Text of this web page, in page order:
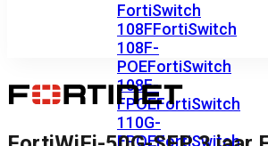
FortiSwitch
108FFortiSwitch
108F-
POEFortiSwitch
108F-
FPOEFortiSwitch
110G-
FPOEFortiSwitch